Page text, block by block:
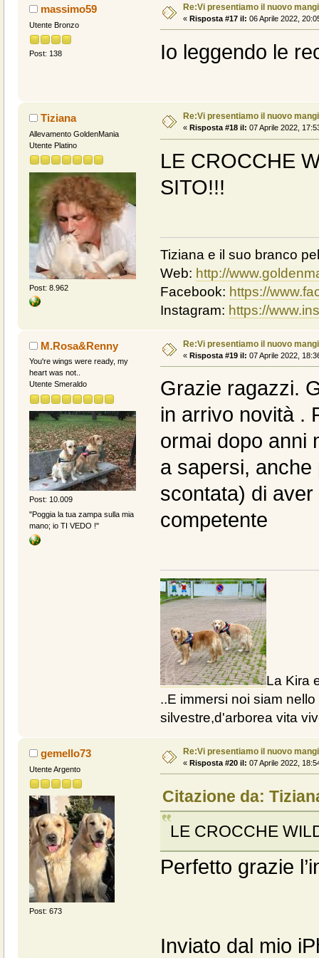
massimo59
Utente Bronzo
Post: 138
Re:Vi presentiamo il nuovo
« Risposta #17 il: 06 Aprile 2022,
Io leggendo le
Tiziana
Allevamento GoldenMania
Utente Platino
Post: 8.962
Re:Vi presentiamo il nuovo
« Risposta #18 il: 07 Aprile 2022,
LE CROCCHE
SITO!!!
Tiziana e il suo branco
Web: http://
Facebook: https://
Instagram: https://
M.Rosa&Renny
You're wings were ready, my
heart was not..
Utente Smeraldo
Post: 10.009
"Poggia la tua zampa sulla mia
mano; io TI VEDO !"
Re:Vi presentiamo il nuovo
« Risposta #19 il: 07 Aprile 2022,
Grazie ragazzi.
in arrivo novità .
ormai dopo anni
a sapersi,
scontata) di
competente
La Kira
..E immersi noi siam nello
silvestre,d'arborea vita
gemello73
Utente Argento
Post: 673
Re:Vi presentiamo il nuovo
« Risposta #20 il: 07 Aprile 2022,
Citazione da:
LE CROCCHE
Perfetto grazie
Inviato dal mio